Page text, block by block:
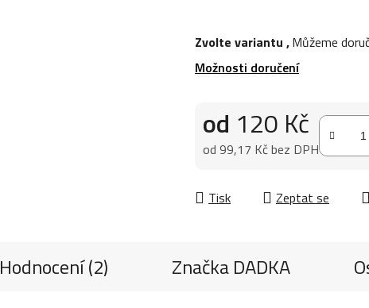
Zvolte variantu ,Můžeme
Možnosti doručení
od 120 Kč
od 99,17 Kčbez DPH
Tisk Zeptat se
Hodnocení (2) ZnačkaDADKA